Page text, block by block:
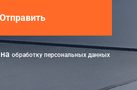
Отправить
обработку персональных данных